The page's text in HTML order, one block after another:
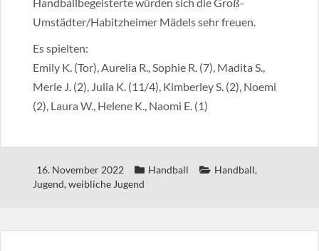
Umstädter/Habitzheimer Mädels sehr freuen.
Es spielten:
Emily K. (Tor), Aurelia R., Sophie R. (7), Madita S.,
Merle J. (2), Julia K. (11/4), Kimberley S. (2), Noemi
(2), Laura W., Helene K., Naomi E. (1)
16. November 2022 Handball Handball,
Jugend,weibliche Jugend